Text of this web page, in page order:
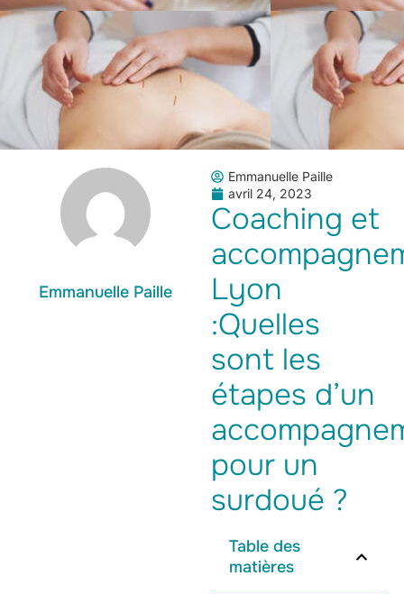
Emmanuelle Paille
Emmanuelle Paille
avril 24, 2023
Coaching et
Lyon
:Quelles
sont les
étapes d’un
pour un
surdoué ?
Table des
matières